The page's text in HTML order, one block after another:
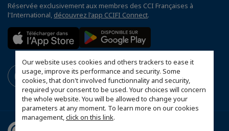
Our website uses cookies and others trackers to ease it
usage, improve its performance and security. Some
cookies, that don't involved functionnality and security,
required your consent to be used. Your choices will concern
the whole website. You will be allowed to change your
parameters at any moment. To learn more on our cookies
management,click on this link.
Réservée exclusivement aux membres des CCI Françaises à
l'International, découvrez l'app CCIFI Connect.